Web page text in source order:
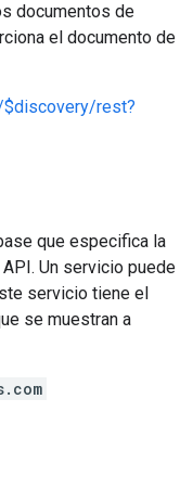
documentos de
el documento de
rest?
que especifica la
Un servicio puede
servicio tiene el
se muestran a